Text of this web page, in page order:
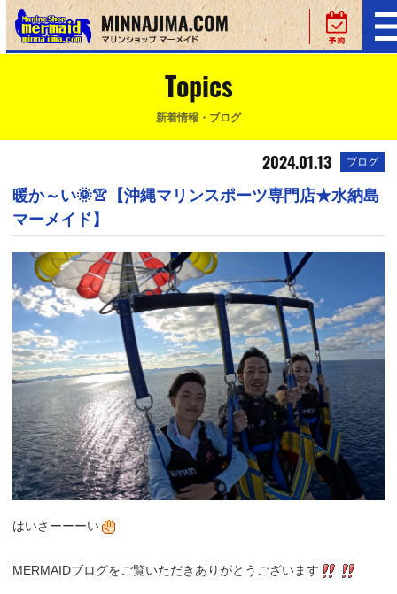
Topics
新着情報・ブログ
2024.01.13 ブログ
暖か～い🌞👚【沖縄マリンスポーツ専門店★水納島
マーメイド】
はいさーーーい
MERMAIDブログをご覧いただきありがとうございます